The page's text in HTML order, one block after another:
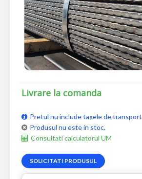
Livrare la comanda
Pretul nu include taxele de transport
Produsul nu este in stoc.
Consultati calculatorul UM
SOLICITATI PRODUSUL